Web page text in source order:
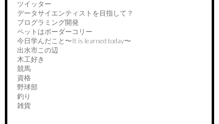
ツイッター
データサイエンティストを目指して？
プログラミング開発
ペットはボーダーコリー
今日学んだこと〜It is learned today〜
出水市この辺
木工好き
競馬
資格
野球部
釣り
雑貨